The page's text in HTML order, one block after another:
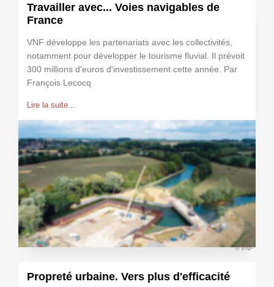
Travailler avec... Voies navigables de
France
VNF développe les partenariats avec les collectivités,
notamment pour développer le tourisme fluvial. Il prévoit
300 millions d'euros d'investissement cette année. Par
François Lecocq
Lire la suite...
© VNF
Propreté urbaine. Vers plus d'efficacité